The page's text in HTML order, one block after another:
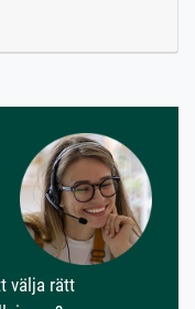
välja rätt